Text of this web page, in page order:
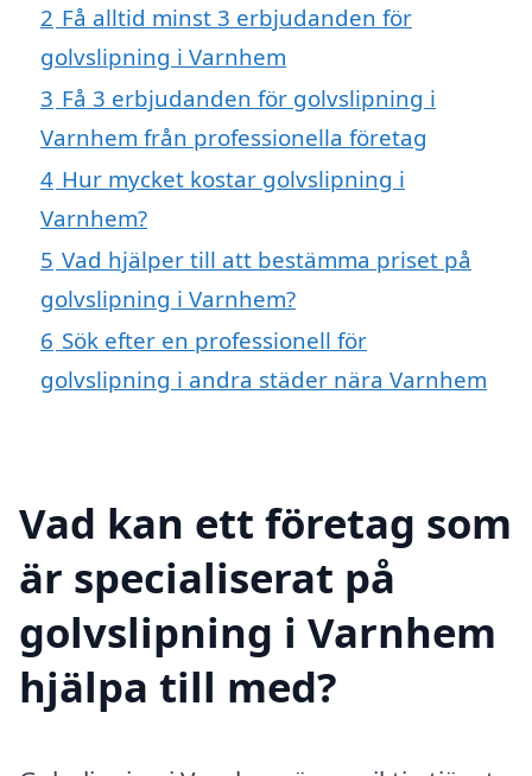
2 Få alltid minst 3 erbjudanden för
golvslipning i Varnhem
3 Få 3 erbjudanden för golvslipning i
Varnhem från professionella företag
4 Hur mycket kostar golvslipning i
Varnhem?
5 Vad hjälper till att bestämma priset på
golvslipning i Varnhem?
6 Sök efter en professionell för
golvslipning i andra städer nära Varnhem
Vad kan ett företag som
är specialiserat på
golvslipning i Varnhem
hjälpa till med?